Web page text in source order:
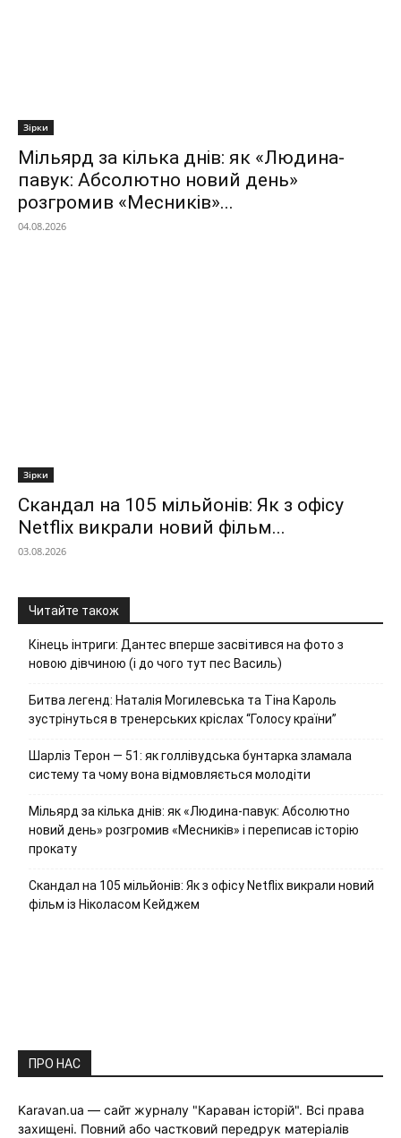
Зірки
Мільярд за кілька днів: як «Людина-
павук: Абсолютно новий день»
розгромив «Месників»...
04.08.2026
Зірки
Скандал на 105 мільйонів: Як з офісу
Netflix викрали новий фільм...
03.08.2026
Читайте також
Кінець інтриги: Дантес вперше засвітився на фото з
новою дівчиною (і до чого тут пес Василь)
Битва легенд: Наталія Могилевська та Тіна Кароль
зустрінуться в тренерських кріслах “Голосу країни”
Шарліз Терон — 51: як голлівудська бунтарка зламала
систему та чому вона відмовляється молодіти
Мільярд за кілька днів: як «Людина-павук: Абсолютно
новий день» розгромив «Месників» і переписав історію
прокату
Скандал на 105 мільйонів: Як з офісу Netflix викрали новий
фільм із Ніколасом Кейджем
ПРО НАС
Karavan.ua — сайт журналу "Караван історій". Всі права
захищені. Повний або частковий передрук матеріалів